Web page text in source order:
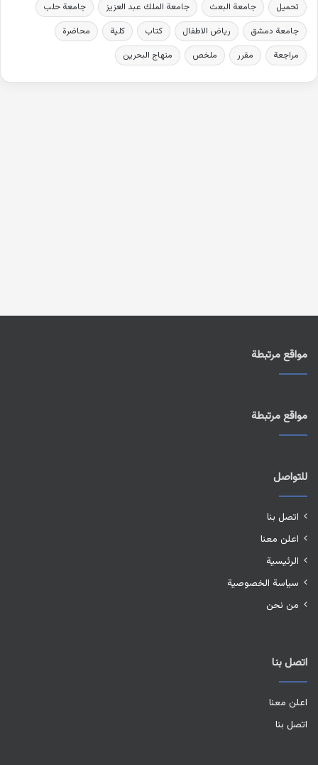
تحميل
جامعة البعث جامعة الملك عبد العزيز
جامعة حلب
جامعة دمشق
رياض الاطفال كتاب كلية
محاضرة
مراجعة
مقرر ملخص منهاج البحرين
مواقع مرتبطة
مواقع مرتبطة
للتواصل
اتصل بنا
اعلن معنا
الرئيسية
سياسة الخصوصية
من نحن
اتصل بنا
اعلن معنا
اتصل بنا